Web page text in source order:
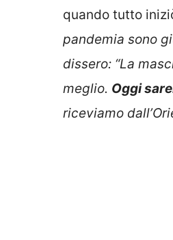
quando tutto
pandemia sono
dissero: “La
meglio. Oggi
riceviamo